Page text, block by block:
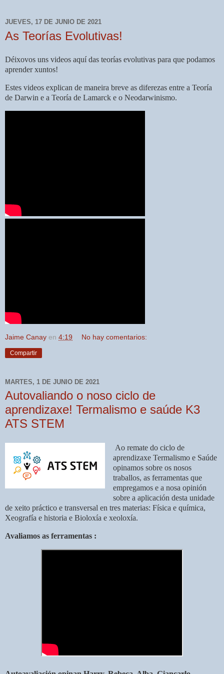
JUEVES, 17 DE JUNIO DE 2021
As Teorías Evolutivas!
Déixovos uns videos aquí das teorías evolutivas para que podamos
aprender xuntos!
Estes videos explican de maneira breve as diferezas entre a Teoría
de Darwin e a Teoría de Lamarck e o Neodarwinismo.
Jaime Canay en 4:19 No hay comentarios:
Compartir
MARTES, 1 DE JUNIO DE 2021
Autovaliando o noso ciclo de
aprendizaxe! Termalismo e saúde K3
ATS STEM
Ao remate do ciclo de
aprendizaxe Termalismo e Saúde
opinamos sobre os nosos
traballos, as ferramentas que
empregamos e a nosa opinión
sobre a aplicación desta unidade
de xeito práctico e transversal en tres materias: Física e química,
Xeografía e historia e Bioloxía e xeoloxía.
Avaliamos as ferramentas :